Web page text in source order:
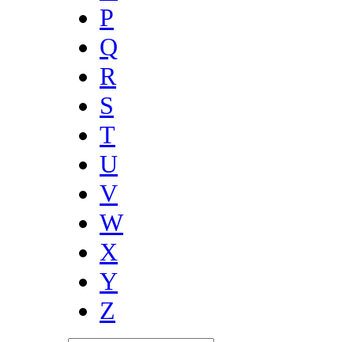
P
Q
R
S
T
U
V
W
X
Y
Z